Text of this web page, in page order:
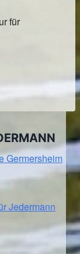
für
Germersheim
Jedermann